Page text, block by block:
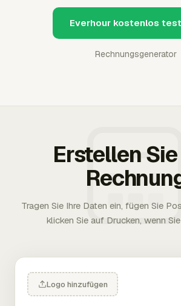
Everhour kostenlos
Rechnungsgenerator
Erstellen
Tragen Sie Ihre Daten ein, fügen Sie
klicken Sie auf Drucken, wenn
Logo hinzufügen